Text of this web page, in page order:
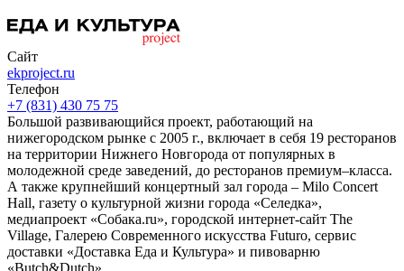
Сайт
ekproject.ru
Телефон
+7 (831) 430 75 75
Большой развивающийся проект, работающий на
нижегородском рынке с 2005 г., включает в себя 19 ресторанов
на территории Нижнего Новгорода от популярных в
молодежной среде заведений, до ресторанов премиум–класса.
А также крупнейший концертный зал города – Milo Concert
Hall, газету о культурной жизни города «Селедка»,
медиапроект «Собака.ru», городской интернет-сайт The
Village, Галерею Современного искусства Futuro, сервис
доставки «Доставка Еда и Культура» и пивоварню
«Butch&Dutch».